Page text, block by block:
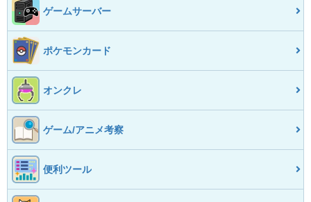
ゲームサーバー
ポケモンカード
オンクレ
ゲーム/アニメ考察
便利ツール